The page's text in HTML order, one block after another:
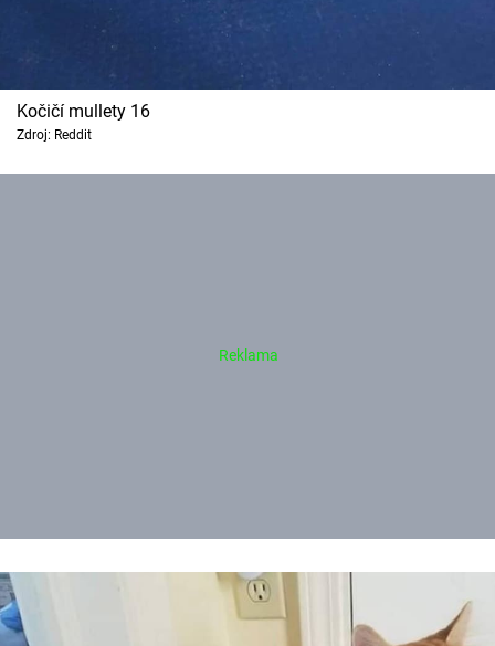
Kočičí mullety 16
Zdroj: Reddit